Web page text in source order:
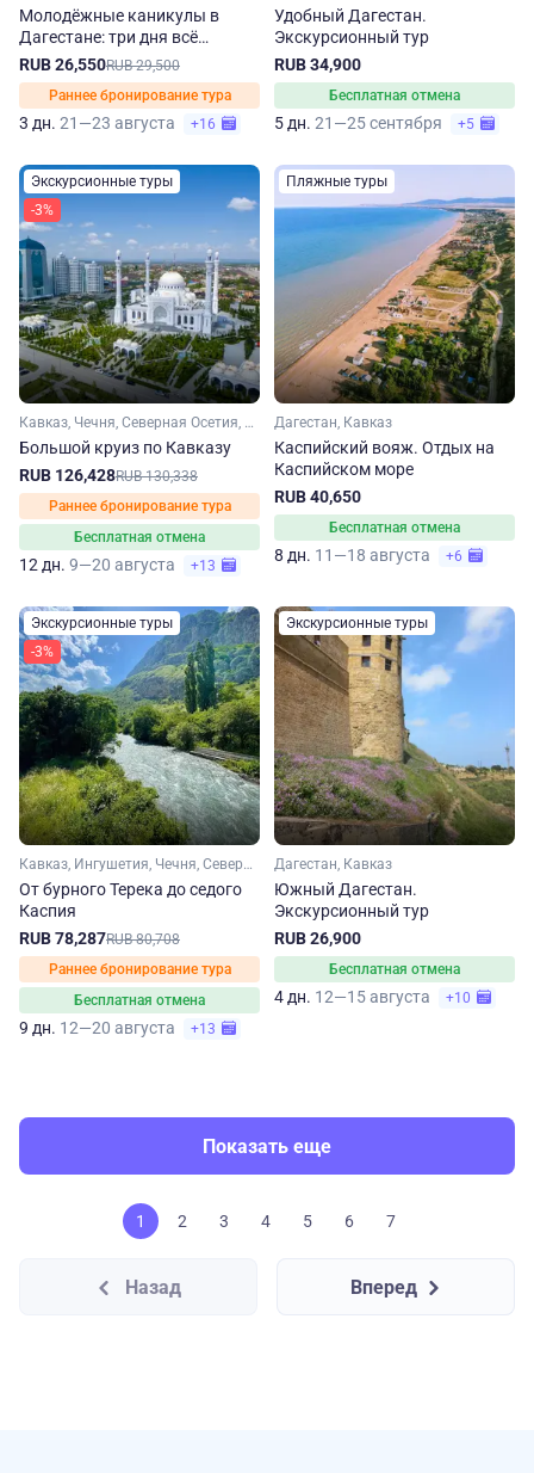
Молодёжные каникулы в
Дагестане: три дня всё
включено
RUB 26,550RUB 29,500
Раннее бронирование тура
3 дн. 21—23 августа +16
Удобный Дагестан.
Экскурсионный тур
RUB 34,900
Бесплатная отмена
5 дн. 21—25 сентября +5
Экскурсионные туры
-3%
Кавказ, Чечня, Северная Осетия, Кабардино-Балкария, Ингушетия, Дагестан
Большой круиз по Кавказу
RUB 126,428RUB 130,338
Раннее бронирование тура
Бесплатная отмена
12 дн. 9—20 августа +13
Пляжные туры
Дагестан, Кавказ
Каспийский вояж. Отдых на
Каспийском море
RUB 40,650
Бесплатная отмена
8 дн. 11—18 августа +6
Экскурсионные туры
-3%
Кавказ, Ингушетия, Чечня, Северная Осетия, Дагестан
От бурного Терека до седого
Каспия
RUB 78,287RUB 80,708
Раннее бронирование тура
Бесплатная отмена
9 дн. 12—20 августа +13
Экскурсионные туры
Дагестан, Кавказ
Южный Дагестан.
Экскурсионный тур
RUB 26,900
Бесплатная отмена
4 дн. 12—15 августа +10
Показать еще
1 2 3 4 5 6 7
Назад Вперед